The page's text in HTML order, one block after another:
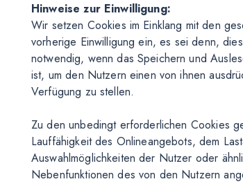
Hinweise zur Einwilligung:
Wir setzen Cookies im Einklang mit den
vorherige Einwilligung ein, es sei denn,
notwendig, wenn das Speichern und
ist, um den Nutzern einen von ihnen
Verfügung zu stellen.
Zu den unbedingt erforderlichen Cookies
Lauffähigkeit des Onlineangebots, dem
Auswahlmöglichkeiten der Nutzer oder
Nebenfunktionen des von den Nutzern